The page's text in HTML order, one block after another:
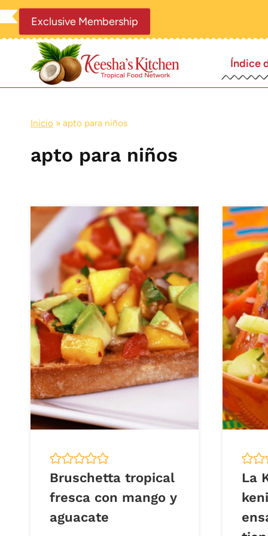
Saltar
contenido
Exclusive Membership
Índice
Inicio » apto para niños
apto para niños
Bruschetta tropical
fresca con mango y
aguacate
La